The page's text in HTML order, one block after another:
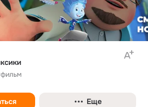
Еще